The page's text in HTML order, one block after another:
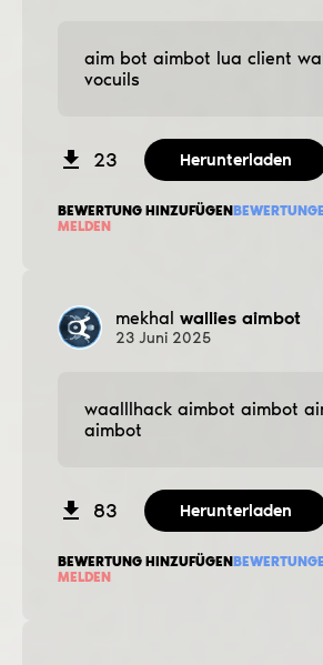
aim bot aimbot lua client
vocuils
23 Herunterladen
BEWERTUNG HINZUFÜGEN
MELDEN
mekhal wallies aimbot
23 Juni 2025
waalllhack aimbot aimbot
aimbot
83 Herunterladen
BEWERTUNG HINZUFÜGEN
MELDEN